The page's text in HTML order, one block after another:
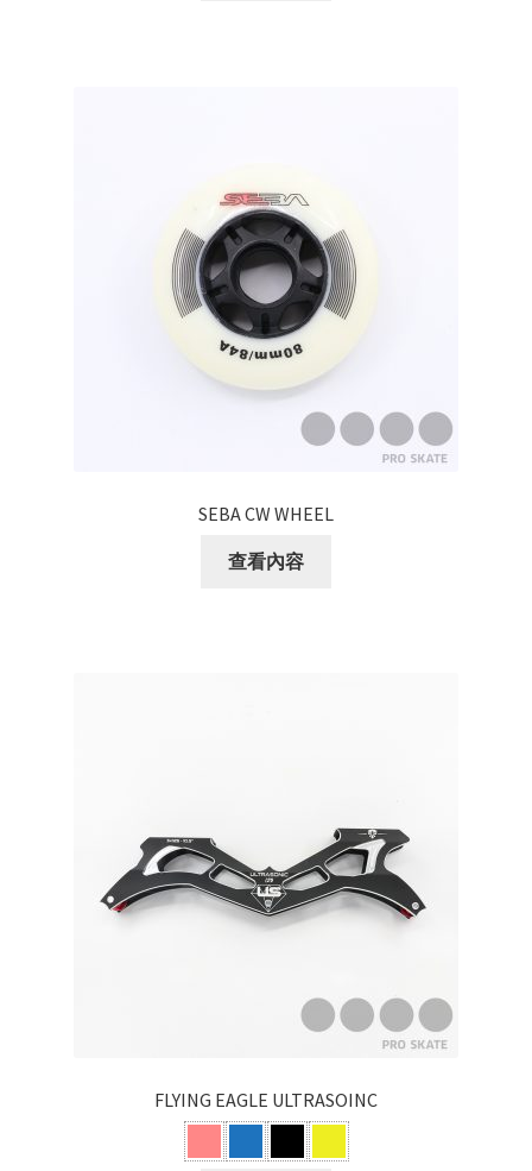
SEBA CW WHEEL
查看內容
FLYING EAGLE ULTRASOINC